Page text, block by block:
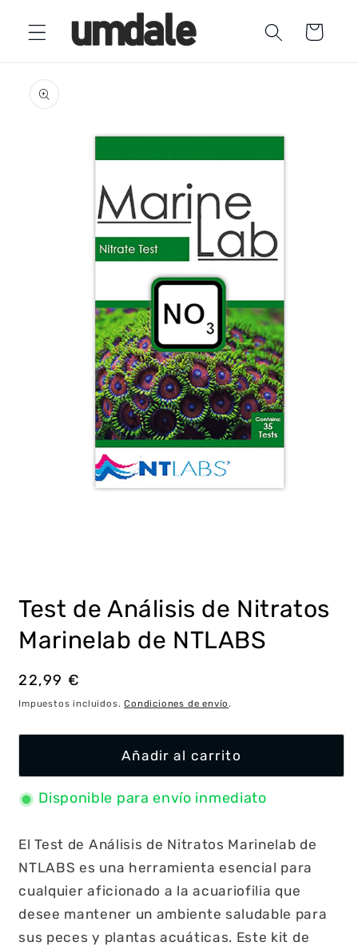
directamente
al contenido
Carrito
a la
información
1
en
una
ventana
Test de Análisis de Nitratos
Marinelab de NTLABS
Precio
habitual
22,99 €
Impuestos incluidos.Condiciones de envío.
Añadir al carrito
Disponible para envío inmediato
El Test de Análisis de Nitratos Marinelab de
NTLABS es una herramienta esencial para
cualquier aficionado a la acuariofilia que
desee mantener un ambiente saludable para
sus peces y plantas acuáticas. Este kit de